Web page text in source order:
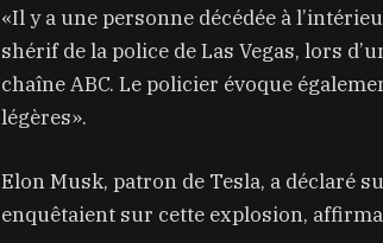
«Il y a une personne décédée à
shérif de la police de Las Vegas, lors
chaîne ABC. Le policier évoque
légères».
Elon Musk, patron de Tesla, a déclaré
enquêtaient sur cette explosion,